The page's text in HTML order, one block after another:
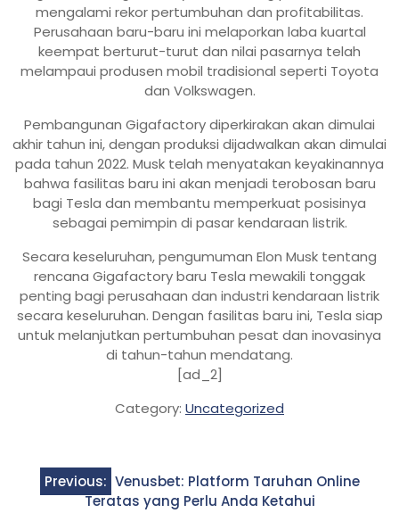
mengalami rekor pertumbuhan dan profitabilitas.
Perusahaan baru-baru ini melaporkan laba kuartal
keempat berturut-turut dan nilai pasarnya telah
melampaui produsen mobil tradisional seperti Toyota
dan Volkswagen.
Pembangunan Gigafactory diperkirakan akan dimulai
akhir tahun ini, dengan produksi dijadwalkan akan dimulai
pada tahun 2022. Musk telah menyatakan keyakinannya
bahwa fasilitas baru ini akan menjadi terobosan baru
bagi Tesla dan membantu memperkuat posisinya
sebagai pemimpin di pasar kendaraan listrik.
Secara keseluruhan, pengumuman Elon Musk tentang
rencana Gigafactory baru Tesla mewakili tonggak
penting bagi perusahaan dan industri kendaraan listrik
secara keseluruhan. Dengan fasilitas baru ini, Tesla siap
untuk melanjutkan pertumbuhan pesat dan inovasinya
di tahun-tahun mendatang.
[ad_2]
Category: Uncategorized
Post
navigation
Previous: Venusbet: Platform Taruhan Online
Teratas yang Perlu Anda Ketahui